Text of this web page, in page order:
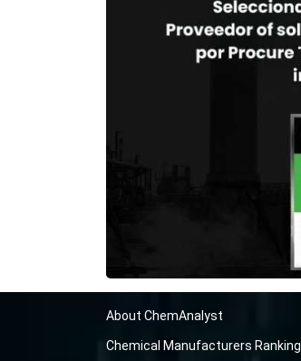
About ChemAnalyst
Chemical Manufacturers Ranking